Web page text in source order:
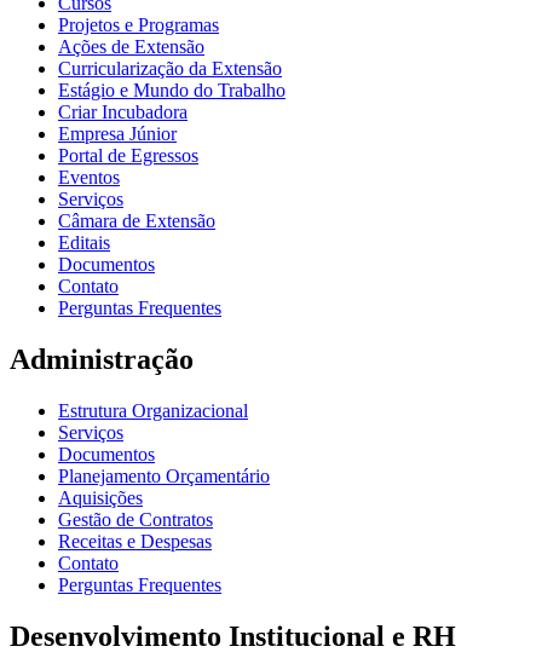
Projetos e Programas
Ações de Extensão
Curricularização da Extensão
Estágio e Mundo do Trabalho
Criar Incubadora
Empresa Júnior
Portal de Egressos
Eventos
Serviços
Câmara de Extensão
Editais
Documentos
Contato
Perguntas Frequentes
Administração
Estrutura Organizacional
Serviços
Documentos
Planejamento Orçamentário
Aquisições
Gestão de Contratos
Receitas e Despesas
Contato
Perguntas Frequentes
Desenvolvimento Institucional e RH